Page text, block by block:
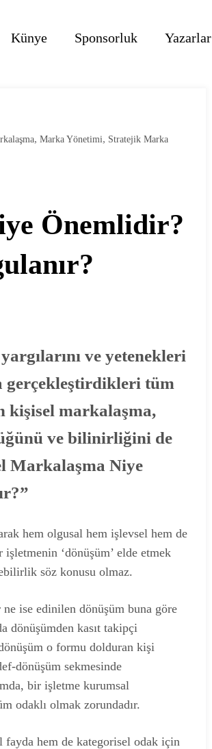
Künye Sponsorluk Yazarlar
, Marka Yönetimi, Stratejik Marka
Önemlidir?
ve yetenekleri
gerçekleştirdikleri tüm
kişisel markalaşma,
ve bilinirliğini de
Markalaşma Niye
hem olgusal hem işlevsel hem de
‘dönüşüm’ elde etmek
söz konusu olmaz.
ise edinilen dönüşüm buna göre
dönüşümden kasıt takipçi
o formu dolduran kişi
dönüşüm sekmesinde
bir işletme kurumsal
odaklı olmak zorundadır.
fayda hem de kategorisel odak için